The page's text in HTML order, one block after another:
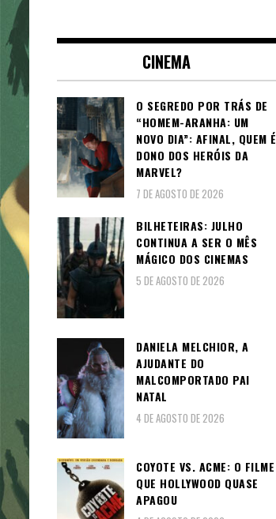
CINEMA
O SEGREDO POR TRÁS DE
“HOMEM-ARANHA: UM
NOVO DIA”: AFINAL, QUEM É
DONO DOS HERÓIS DA
MARVEL?
7 DE AGOSTO DE 2026
BILHETEIRAS: JULHO
CONTINUA A SER O MÊS
MÁGICO DOS CINEMAS
5 DE AGOSTO DE 2026
DANIELA MELCHIOR, A
AJUDANTE DO
MALCOMPORTADO PAI
NATAL
4 DE AGOSTO DE 2026
COYOTE VS. ACME: O FILME
QUE HOLLYWOOD QUASE
APAGOU